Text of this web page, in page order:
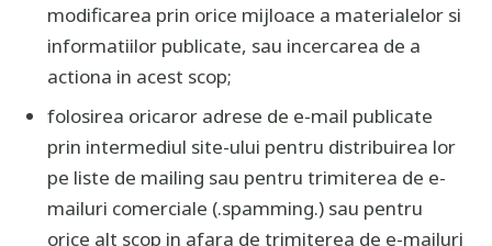
modificarea prin orice mijloace a materialelor si
informatiilor publicate, sau incercarea de a
actiona in acest scop;
folosirea oricaror adrese de e-mail publicate
prin intermediul site-ului pentru distribuirea lor
pe liste de mailing sau pentru trimiterea de e-
mailuri comerciale (.spamming.) sau pentru
orice alt scop in afara de trimiterea de e-mailuri